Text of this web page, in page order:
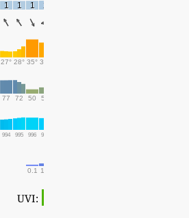
1 1 1 2
27° 28° 35° 33°
77 72 50 56
994 995 996 995
0.1 1.8
UVI: